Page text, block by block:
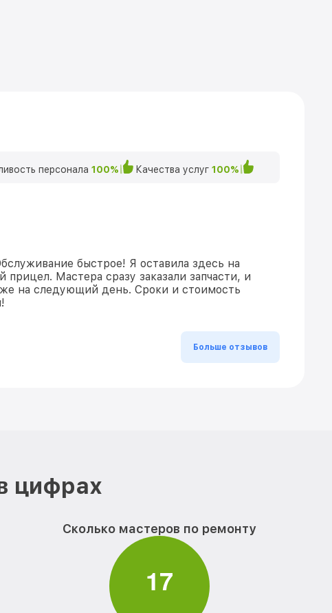
персонала 100% Качества услуг 100%
быстрое! Я оставила здесь на
прицел. Мастера сразу заказали запчасти, и
на следующий день. Сроки и стоимость
Больше отзывов
цифрах
Сколько мастеров по ремонту
17